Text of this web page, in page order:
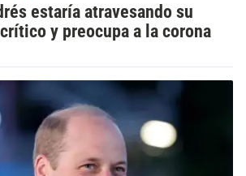
estaría atravesando su
y preocupa a la corona